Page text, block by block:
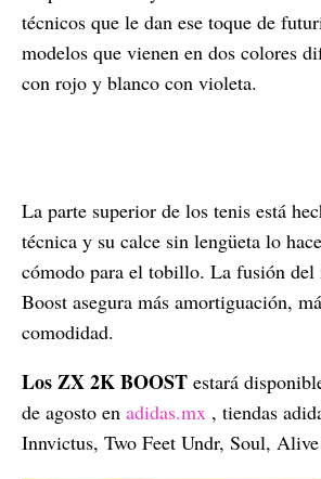
técnicos que le dan ese toque de
modelos que vienen en dos colores
con rojo y blanco con violeta.
La parte superior de los tenis está
técnica y su calce sin lengüeta lo
cómodo para el tobillo. La fusión
Boost asegura más amortiguación,
comodidad.
Los ZX 2K BOOST estará
de agosto en adidas.mx , tiendas
Innvictus, Two Feet Undr, Soul,